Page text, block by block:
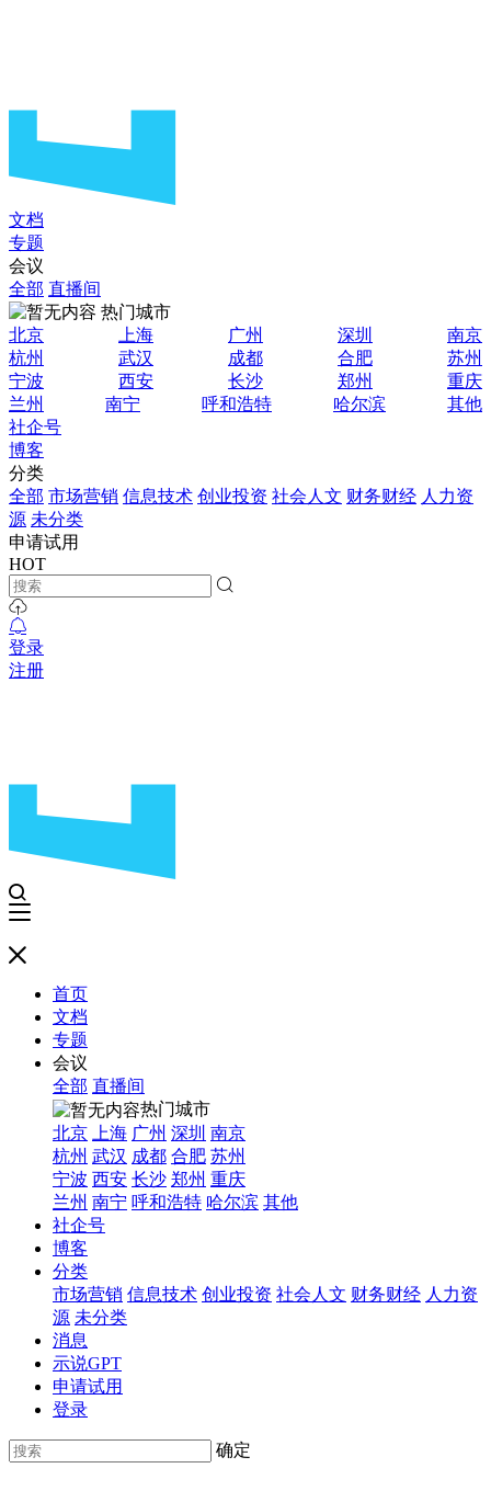
文档
专题
会议
全部 直播间
热门城市
北京
上海 广州 深圳
南京
杭州
武汉 成都 合肥
苏州
宁波
西安 长沙 郑州
重庆
兰州
南宁 呼和浩特 哈尔滨
其他
社企号
博客
分类
全部 市场营销 信息技术 创业投资 社会人文 财务财经 人力资
源 未分类
申请试用
HOT
登录
注册
首页
文档
专题
会议
全部 直播间
热门城市
北京
上海 广州 深圳 南京
杭州 武汉 成都 合肥 苏州
宁波 西安 长沙 郑州 重庆
兰州 南宁 呼和浩特 哈尔滨 其他
社企号
博客
分类
市场营销 信息技术 创业投资 社会人文 财务财经 人力资
源 未分类
消息
示说GPT
申请试用
登录
确定